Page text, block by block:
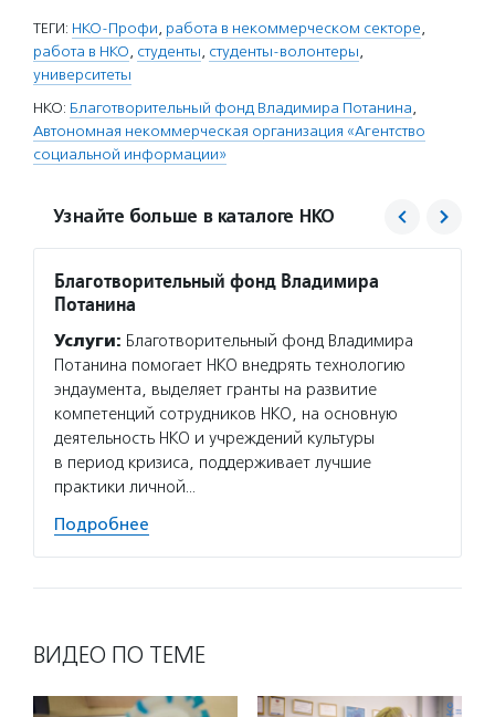
ТЕГИ: НКО-Профи, работа в некоммерческом секторе,
работа в НКО, студенты, студенты-волонтеры,
университеты
НКО: Благотворительный фонд Владимира Потанина,
Автономная некоммерческая организация «Агентство
социальной информации»
Узнайте больше в каталоге НКО
Благотворительный фонд Владимира
Потанина
Услуги: Благотворительный фонд Владимира
Потанина помогает НКО внедрять технологию
эндаумента, выделяет гранты на развитие
компетенций сотрудников НКО, на основную
деятельность НКО и учреждений культуры
в период кризиса, поддерживает лучшие
практики личной…
Подробнее
ВИДЕО ПО ТЕМЕ